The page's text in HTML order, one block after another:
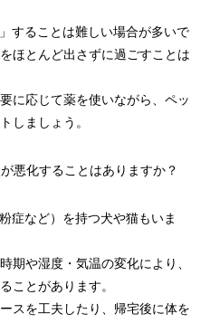
することは難しい場合が多いで
ほとんど出さずに過ごすことは
に応じて薬を使いながら、ペッ
しましょう。
悪化することはありますか？
症など）を持つ犬や猫もいま
期や湿度・気温の変化により、
ことがあります。
スを工夫したり、帰宅後に体を